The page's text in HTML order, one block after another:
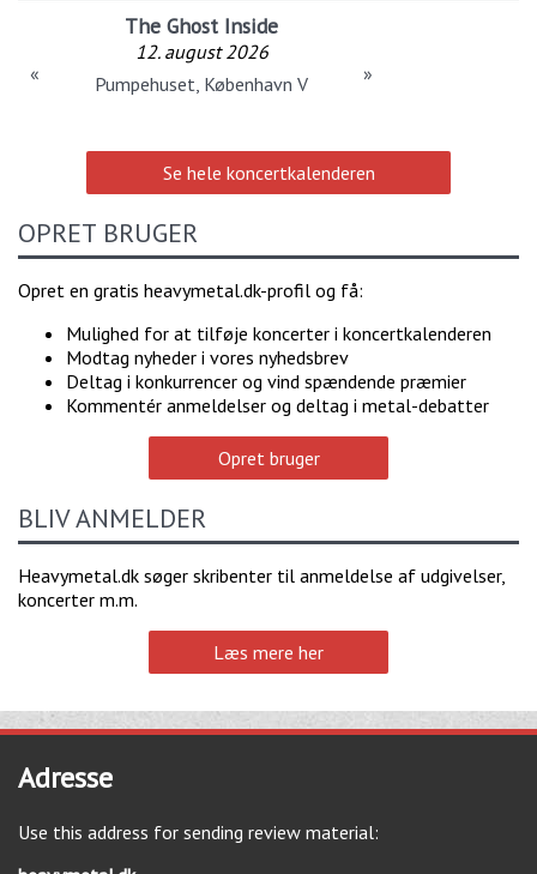
The Ghost Inside
12. august 2026
Pumpehuset, København V
« »
Se hele koncertkalenderen
OPRET BRUGER
Opret en gratis heavymetal.dk-profil og få:
Mulighed for at tilføje koncerter i koncertkalenderen
Modtag nyheder i vores nyhedsbrev
Deltag i konkurrencer og vind spændende præmier
Kommentér anmeldelser og deltag i metal-debatter
Opret bruger
BLIV ANMELDER
Heavymetal.dk søger skribenter til anmeldelse af udgivelser,
koncerter m.m.
Læs mere her
Adresse
Use this address for sending review material: